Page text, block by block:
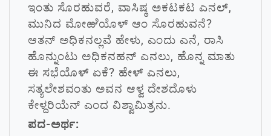
ಇಂತು ಸೊರಹುವರೆ, ವಾಸಿಷ್ಠ ಅಕಟಕಟ ಎನಲ್,
ಮುನಿದ ಮೋಱೆಯೊಳ್ ಆಂ ಸೊರಹುವನೆ?
ಆತನ್ ಅಧಿಕನಲ್ಲವೆ ಹೇಳು, ಎಂದು ಎನೆ, ರಾಸಿ
ಹೊನ್ನುಂಟು ಅಧಿಕನಹನ್ ಎನಲು, ಹೊನ್ನ ಮಾತು
ಈ ಸಭೆಯೊಳ್ ಏಕೆ? ಹೇಳ್ ಎನಲು,
ಸತ್ಯಲೇಶವಂತು ಅವನ ಆಳ್ವ ದೇಶದೊಳು
ಕೇಳ್ದರಿಯೆನ್ ಎಂದ ವಿಶ್ವಾಮಿತ್ರನು.
ಪದ-ಅರ್ಥ: